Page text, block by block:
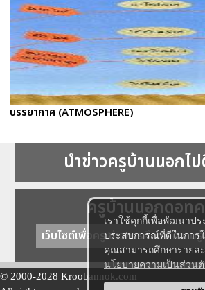
เราใช้คุกกี้เพื่อพัฒนาป
ประสบการณ์ที่ดีในการ
คุณสามารถศึกษารายล
นโยบายความเป็นส่วน
บรรยากาศ (ATMOSPHERE)
นำข่าวครูบ้านนอกไ
ครูบ้านนอกดอท
เว็บไซต์เพื่อครู ข่าวการศึกษา ความ
© 2000-2028 Kroobannok.com